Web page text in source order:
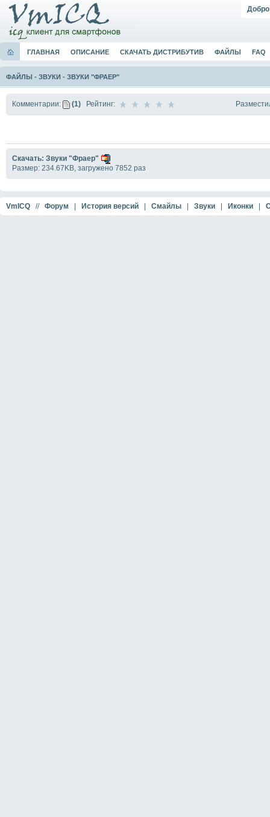
ГЛАВНАЯ ОПИСАНИЕ СКАЧАТЬ ДИСТРИБУТИВ ФАЙЛЫ FAQ
ФАЙЛЫ - ЗВУКИ - ЗВУКИ "ФРАЕР"
Комментарии: (1) Рейтинг:
Скачать: Звуки "Фраер"
Размер: 234.67KB, загружено 7852 раз
VmICQ // Форум История версий Смайлы Звуки Иконки